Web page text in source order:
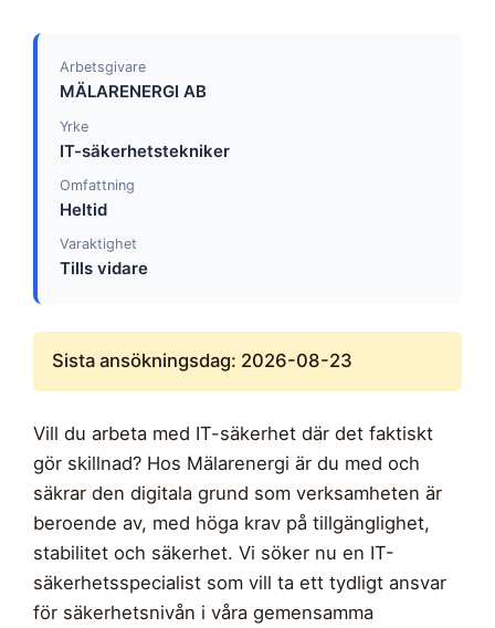
Arbetsgivare
MÄLARENERGI AB
Yrke
IT-säkerhetstekniker
Omfattning
Heltid
Varaktighet
Tills vidare
Sista ansökningsdag: 2026-08-23
Vill du arbeta med IT-säkerhet där det faktiskt
gör skillnad? Hos Mälarenergi är du med och
säkrar den digitala grund som verksamheten är
beroende av, med höga krav på tillgänglighet,
stabilitet och säkerhet. Vi söker nu en IT-
säkerhetsspecialist som vill ta ett tydligt ansvar
för säkerhetsnivån i våra gemensamma